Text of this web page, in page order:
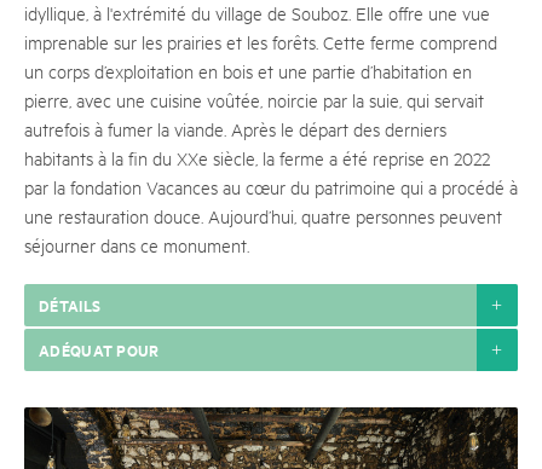
idyllique, à l'extrémité du village de Souboz. Elle offre une vue
imprenable sur les prairies et les forêts. Cette ferme comprend
un corps d’exploitation en bois et une partie d’habitation en
pierre, avec une cuisine voûtée, noircie par la suie, qui servait
autrefois à fumer la viande. Après le départ des derniers
habitants à la fin du XXe siècle, la ferme a été reprise en 2022
par la fondation Vacances au cœur du patrimoine qui a procédé à
une restauration douce. Aujourd’hui, quatre personnes peuvent
séjourner dans ce monument.
DÉTAILS
ADÉQUAT POUR